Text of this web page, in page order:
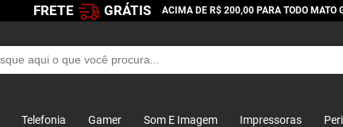
FRETE GRÁTIS ACIMA DE R$ 200,00 PARA TODO MATO
Telefonia Gamer Som E Imagem Impressoras